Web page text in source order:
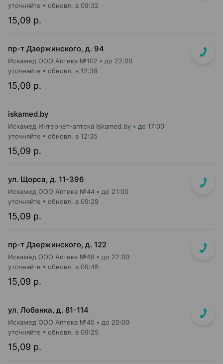
15,09 р.
уточняйте обновл. в 09:32
пр-т Дзержинского, д. 94
Искамед ООО Аптека №102 до 22:00
15,09 р.
уточняйте обновл. в 12:38
iskamed.by
Искамед Интернет-аптека Iskamed.by до 17:00
15,09 р.
уточняйте обновл. в 12:35
ул. Щорса, д. 11-396
Искамед ООО Аптека №44 до 21:00
15,09 р.
уточняйте обновл. в 09:29
пр-т Дзержинского, д. 122
Искамед ООО Аптека №48 до 22:00
15,09 р.
уточняйте обновл. в 09:45
ул. Лобанка, д. 81-114
Искамед ООО Аптека №45 до 20:00
15,09 р.
уточняйте обновл. в 09:25